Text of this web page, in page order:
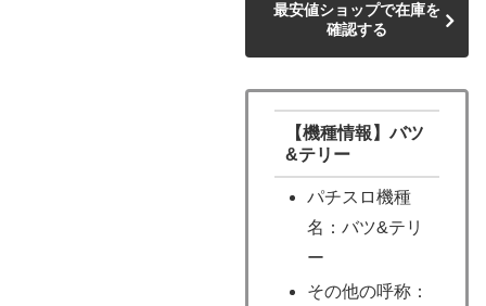
最安値ショップで在庫を
確認する
【機種情報】バツ
&テリー
パチスロ機種
名：バツ&テリ
ー
その他の呼称：